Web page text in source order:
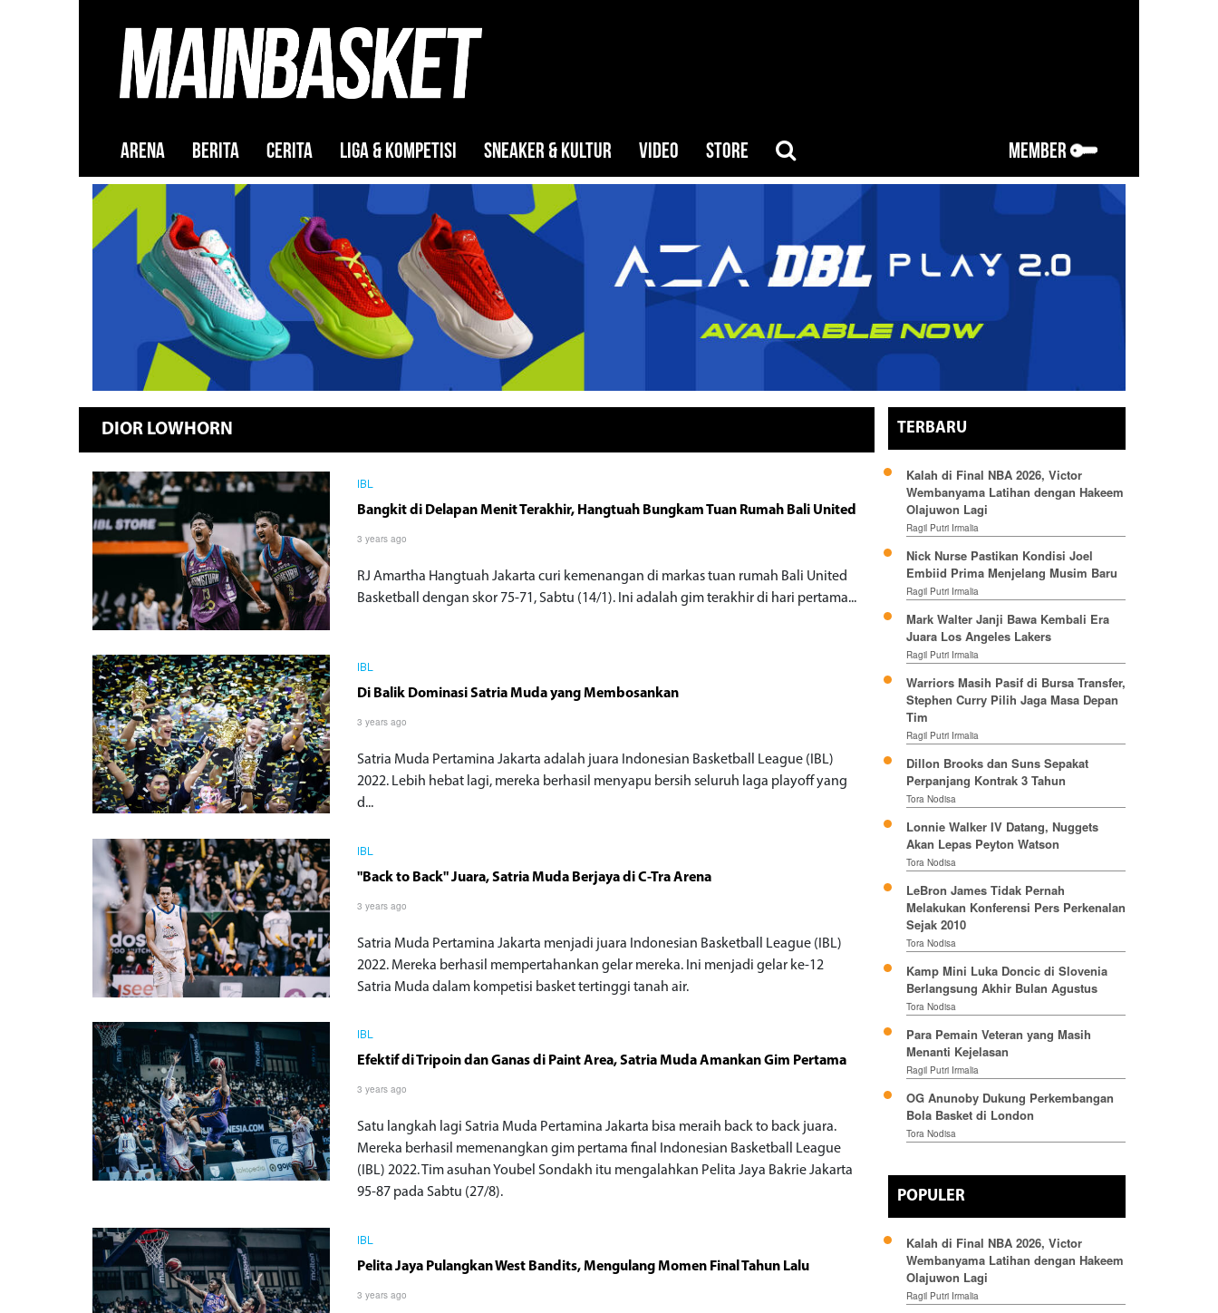
ARENA BERITA CERITA LIGA & KOMPETISI SNEAKER & KULTUR VIDEO STORE MEMBER
DIOR LOWHORN
IBL
Bangkit di Delapan Menit Terakhir, Hangtuah Bungkam Tuan Rumah Bali United
3 years ago
RJ Amartha Hangtuah Jakarta curi kemenangan di markas tuan rumah Bali United
Basketball dengan skor 75-71, Sabtu (14/1). Ini adalah gim terakhir di hari pertama...
IBL
Di Balik Dominasi Satria Muda yang Membosankan
3 years ago
Satria Muda Pertamina Jakarta adalah juara Indonesian Basketball League (IBL)
2022. Lebih hebat lagi, mereka berhasil menyapu bersih seluruh laga playoff yang
d...
IBL
"Back to Back" Juara, Satria Muda Berjaya di C-Tra Arena
3 years ago
Satria Muda Pertamina Jakarta menjadi juara Indonesian Basketball League (IBL)
2022. Mereka berhasil mempertahankan gelar mereka. Ini menjadi gelar ke-12
Satria Muda dalam kompetisi basket tertinggi tanah air.
IBL
Efektif di Tripoin dan Ganas di Paint Area, Satria Muda Amankan Gim Pertama
3 years ago
Satu langkah lagi Satria Muda Pertamina Jakarta bisa meraih back to back juara.
Mereka berhasil memenangkan gim pertama final Indonesian Basketball League
(IBL) 2022. Tim asuhan Youbel Sondakh itu mengalahkan Pelita Jaya Bakrie Jakarta
95-87 pada Sabtu (27/8).
IBL
Pelita Jaya Pulangkan West Bandits, Mengulang Momen Final Tahun Lalu
3 years ago
TERBARU
Kalah di Final NBA 2026, Victor
Wembanyama Latihan dengan Hakeem
Olajuwon Lagi
Ragil Putri Irmalia
Nick Nurse Pastikan Kondisi Joel
Embiid Prima Menjelang Musim Baru
Ragil Putri Irmalia
Mark Walter Janji Bawa Kembali Era
Juara Los Angeles Lakers
Ragil Putri Irmalia
Warriors Masih Pasif di Bursa Transfer,
Stephen Curry Pilih Jaga Masa Depan
Tim
Ragil Putri Irmalia
Dillon Brooks dan Suns Sepakat
Perpanjang Kontrak 3 Tahun
Tora Nodisa
Lonnie Walker IV Datang, Nuggets
Akan Lepas Peyton Watson
Tora Nodisa
LeBron James Tidak Pernah
Melakukan Konferensi Pers Perkenalan
Sejak 2010
Tora Nodisa
Kamp Mini Luka Doncic di Slovenia
Berlangsung Akhir Bulan Agustus
Tora Nodisa
Para Pemain Veteran yang Masih
Menanti Kejelasan
Ragil Putri Irmalia
OG Anunoby Dukung Perkembangan
Bola Basket di London
Tora Nodisa
POPULER
Kalah di Final NBA 2026, Victor
Wembanyama Latihan dengan Hakeem
Olajuwon Lagi
Ragil Putri Irmalia